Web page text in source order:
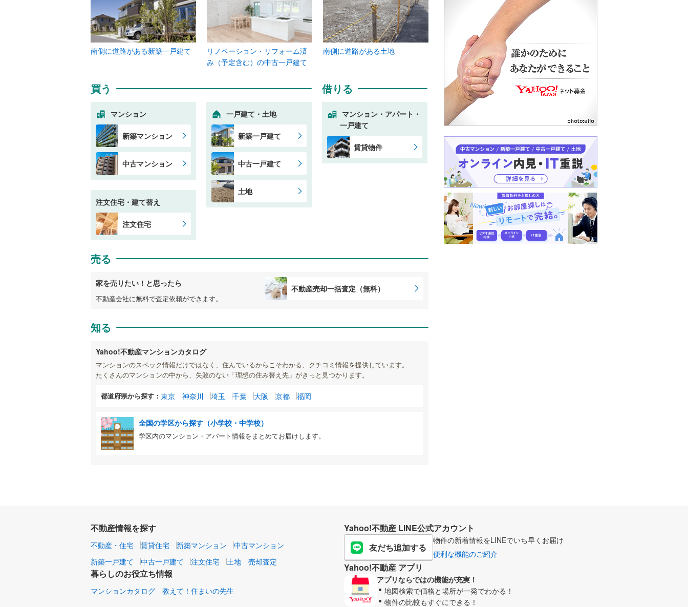
南側に道路がある新築一戸建て
リノベーション・リフォーム済
み（予定含む）の中古一戸建て
南側に道路がある土地
買う
マンション
新築マンション
中古マンション
注文住宅・建て替え
注文住宅
一戸建て・土地
新築一戸建て
中古一戸建て
土地
借りる
マンション・アパート・
一戸建て
賃貸物件
売る
家を売りたい！と思ったら
不動産会社に無料で査定依頼ができます。
不動産売却一括査定（無料）
知る
Yahoo!不動産マンションカタログ
マンションのスペック情報だけではなく、住んでいるからこそわかる、クチコミ情報を提供しています。
たくさんのマンションの中から、失敗のない「理想の住み替え先」がきっと見つかります。
都道府県から探す： 東京 神奈川 埼玉 千葉 大阪 京都 福岡
全国の学区から探す（小学校・中学校）
学区内のマンション・アパート情報をまとめてお届けします。
不動産情報を探す
不動産・住宅 賃貸住宅 新築マンション
中古マンション
新築一戸建て
中古一戸建て 注文住宅 土地 売却査定
暮らしのお役立ち情報
マンションカタログ 教えて！住まいの先生
Yahoo!不動産 LINE公式アカウント
友だち追加する
物件の新着情報をLINEでいち早くお届け
便利な機能のご紹介
Yahoo!不動産 アプリ
アプリならではの機能が充実！
地図検索で価格と場所が一発でわかる！
物件の比較もすぐにできる！